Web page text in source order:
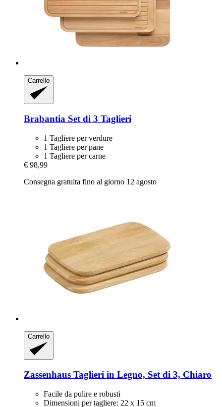
Carrello
Brabantia Set di 3 Taglieri
1 Tagliere per verdure
1 Tagliere per pane
1 Tagliere per carne
€ 98,99
Consegna gratuita fino al giorno 12 agosto
Carrello
Zassenhaus Taglieri in Legno, Set di 3, Chiaro
Facile da pulire e robusti
Dimensioni per tagliere: 22 x 15 cm